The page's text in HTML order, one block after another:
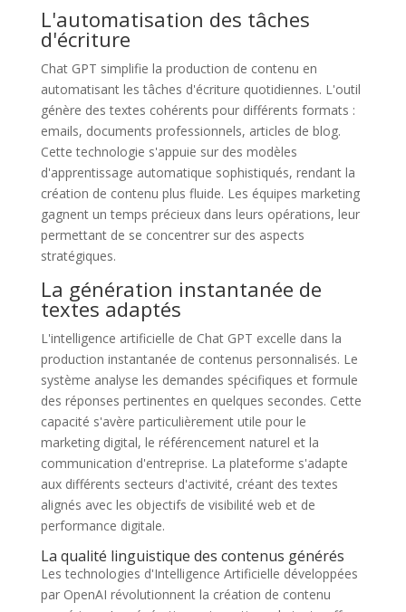
L'automatisation des tâches
d'écriture
Chat GPT simplifie la production de contenu en
automatisant les tâches d'écriture quotidiennes. L'outil
génère des textes cohérents pour différents formats :
emails, documents professionnels, articles de blog.
Cette technologie s'appuie sur des modèles
d'apprentissage automatique sophistiqués, rendant la
création de contenu plus fluide. Les équipes marketing
gagnent un temps précieux dans leurs opérations, leur
permettant de se concentrer sur des aspects
stratégiques.
La génération instantanée de
textes adaptés
L'intelligence artificielle de Chat GPT excelle dans la
production instantanée de contenus personnalisés. Le
système analyse les demandes spécifiques et formule
des réponses pertinentes en quelques secondes. Cette
capacité s'avère particulièrement utile pour le
marketing digital, le référencement naturel et la
communication d'entreprise. La plateforme s'adapte
aux différents secteurs d'activité, créant des textes
alignés avec les objectifs de visibilité web et de
performance digitale.
La qualité linguistique des contenus générés
Les technologies d'Intelligence Artificielle développées
par OpenAI révolutionnent la création de contenu